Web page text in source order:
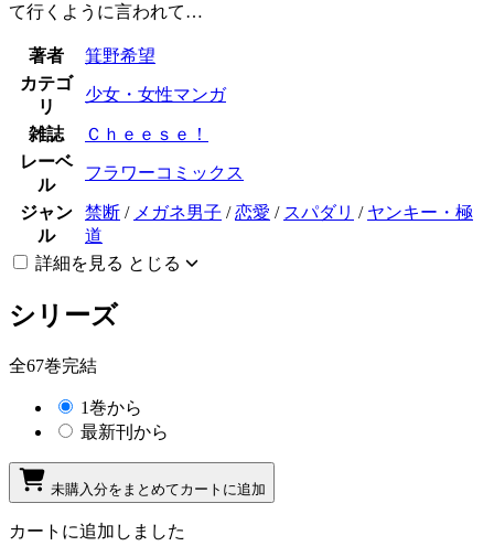
て行くように言われて…
著者
箕野希望
カテゴ
リ
少女・女性マンガ
雑誌
Ｃｈｅｅｓｅ！
レーベ
ル
フラワーコミックス
ジャン
ル
禁断 / メガネ男子 /恋愛 / スパダリ / ヤンキー・極
道
詳細を見る とじる
シリーズ
全67巻完結
1巻から
最新刊から
未購入分をまとめてカートに追加
カートに追加しました